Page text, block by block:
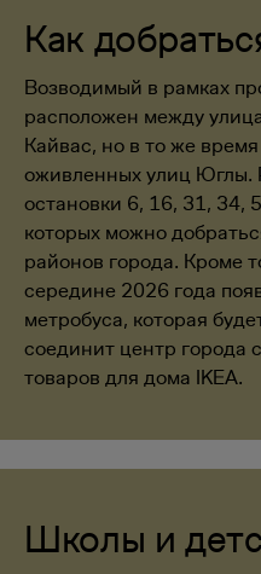
Как
Возводимый в рамках
расположен между
Кайвас, но в то же
оживленных улиц Юглы.
остановки 6, 16, 31, 34,
которых можно
районов города. Кроме
середине 2026 года
метробуса, которая
соединит центр города
товаров для дома IKEA.
Школы и